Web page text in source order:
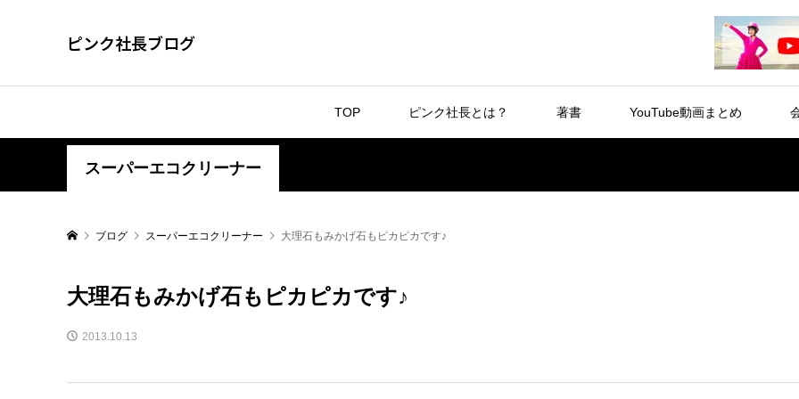
ピンク社長ブログ
TOP ピンク社長とは？ 著書 YouTube動画まとめ
スーパーエコクリーナー
ブログ スーパーエコクリーナー 大理石もみかげ石もピカピカです♪
大理石もみかげ石もピカピカです♪
2013.10.13